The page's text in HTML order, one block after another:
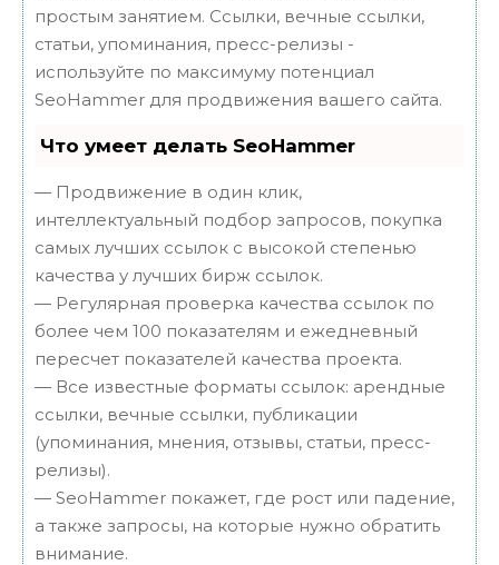
простым занятием. Ссылки, вечные ссылки,
статьи, упоминания, пресс-релизы -
используйте по максимуму потенциал
SeoHammer для продвижения вашего сайта.
Что умеет делать SeoHammer
— Продвижение в один клик,
интеллектуальный подбор запросов, покупка
самых лучших ссылок с высокой степенью
качества у лучших бирж ссылок.
— Регулярная проверка качества ссылок по
более чем 100 показателям и ежедневный
пересчет показателей качества проекта.
— Все известные форматы ссылок: арендные
ссылки, вечные ссылки, публикации
(упоминания, мнения, отзывы, статьи, пресс-
релизы).
— SeoHammer покажет, где рост или падение,
а также запросы, на которые нужно обратить
внимание.